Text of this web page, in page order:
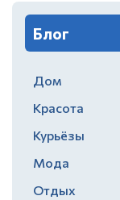
Блог
Дом
Красота
Курьёзы
Мода
Отдых